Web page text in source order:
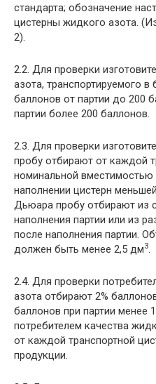
стандарта; обозначение
цистерны жидкого азота.
2).
2.2. Для проверки
азота, транспортируемого в
баллонов от партии до 200
партии более 200 баллонов.
2.3. Для проверки
пробу отбирают от каждой
номинальной
наполнении цистерн
Дьюара пробу отбирают из
наполнения партии или из
после наполнения партии.
должен быть менее 2,5 дм3
2.4. Для проверки
азота отбирают 2%
баллонов при партии менее
потребителем качества
от каждой транспортной
продукции.